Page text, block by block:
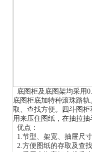
底图柜及底图架均采用
底图柜底加特种滚珠路
取、查找方便。四斗图
用来压住图纸，在抽拉抽
优点：
1.节型、架宽、抽屉尺
2.方便图纸的存取及查